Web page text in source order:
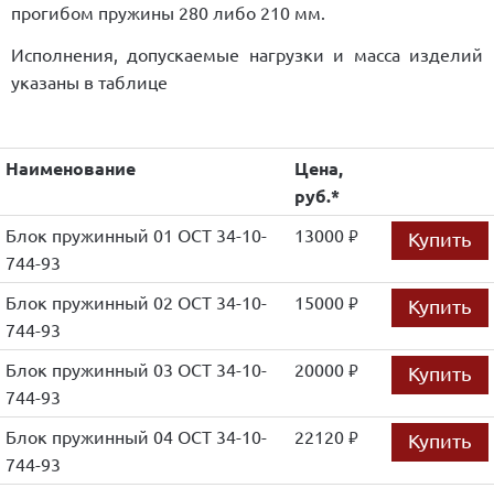
прогибом пружины 280 либо 210 мм.
Исполнения, допускаемые нагрузки и масса изделий
указаны в таблице
Наименование
Цена,
руб.*
Блок пружинный 01 ОСТ 34-10-
744-93
13000 руб. Купить
Блок пружинный 02 ОСТ 34-10-
744-93
15000 руб. Купить
Блок пружинный 03 ОСТ 34-10-
744-93
20000 руб. Купить
Блок пружинный 04 ОСТ 34-10-
744-93
22120 руб. Купить